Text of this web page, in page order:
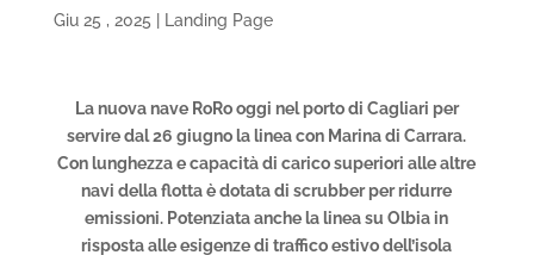
Giu 25 , 2025 Landing Page
La nuova nave RoRo oggi nel porto di Cagliari per
servire dal 26 giugno la linea con Marina di Carrara.
Con lunghezza e capacità di carico superiori alle altre
navi della flotta è dotata di scrubber per ridurre
emissioni. Potenziata anche la linea su Olbia in
risposta alle esigenze di traffico estivo dell’isola